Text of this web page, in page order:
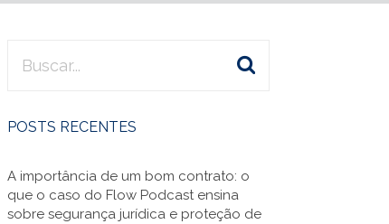
POSTS RECENTES
A importância de um bom contrato: o
que o caso do Flow Podcast ensina
sobre segurança jurídica e proteção de